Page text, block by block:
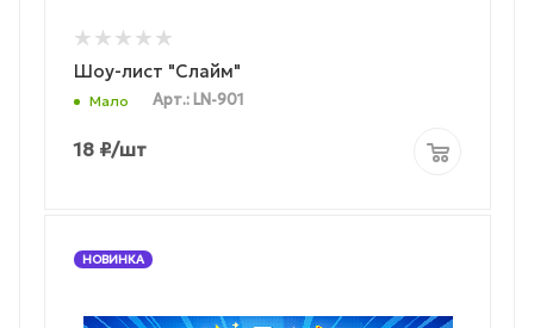
Шоу-лист "Слайм"
Мало Арт.: LN-901
18 ₽/шт
НОВИНКА